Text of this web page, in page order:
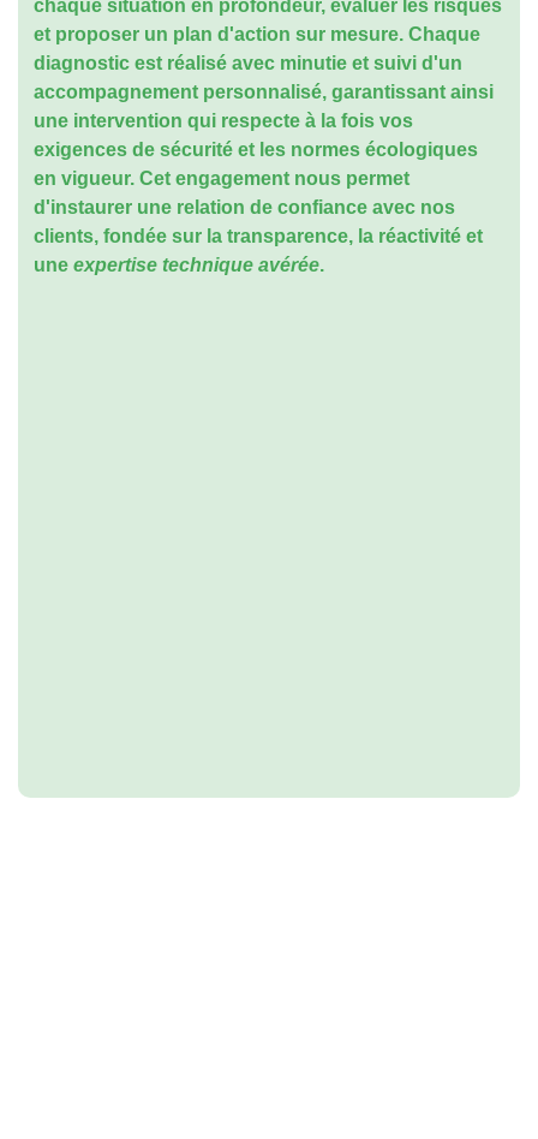
chaque situation en profondeur, évaluer les risques
et proposer un plan d'action sur mesure. Chaque
diagnostic est réalisé avec minutie et suivi d'un
accompagnement personnalisé, garantissant ainsi
une intervention qui respecte à la fois vos
exigences de sécurité et les normes écologiques
en vigueur. Cet engagement nous permet
d'instaurer une relation de confiance avec nos
clients, fondée sur la transparence, la réactivité et
uneexpertise technique avérée.